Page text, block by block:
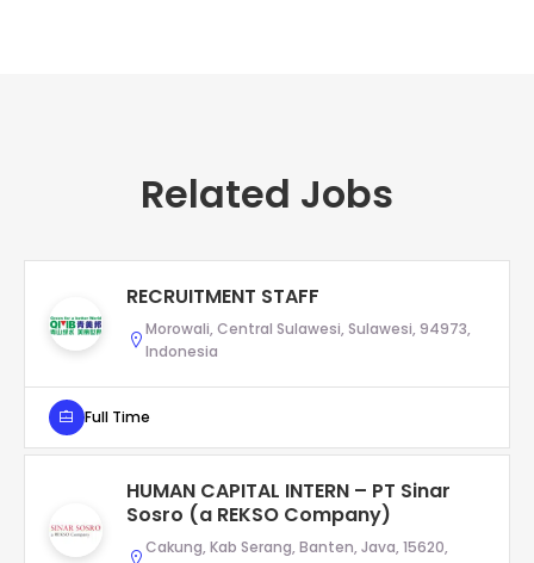
Related Jobs
RECRUITMENT STAFF
Morowali, Central Sulawesi, Sulawesi, 94973,
Indonesia
Full Time
HUMAN CAPITAL INTERN – PT Sinar
Sosro (a REKSO Company)
Cakung, Kab Serang, Banten, Java, 15620,